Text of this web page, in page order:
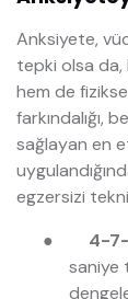
Anksiyete,
tepki olsa da,
hem de
farkındalığı,
sağlayan en
egzersizi
●
4-
saniye